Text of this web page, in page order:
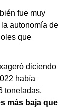
fue muy
autonomía de
que
diciendo
había
toneladas,
más baja que